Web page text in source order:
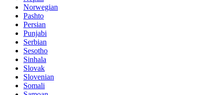
Norwegian
Pashto
Persian
Punjabi
Serbian
Sesotho
Sinhala
Slovak
Slovenian
Somali